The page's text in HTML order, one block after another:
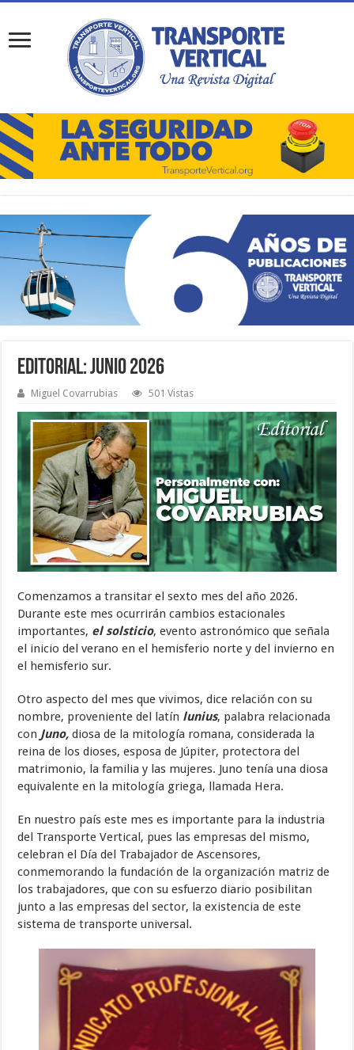
Editorial: Junio 2026
Miguel Covarrubias 501 Vistas
Comenzamos a transitar el sexto mes del año 2026.
Durante este mes ocurrirán cambios estacionales
importantes, el solsticio, evento astronómico que señala
el inicio del verano en el hemisferio norte y del invierno en
el hemisferio sur.
Otro aspecto del mes que vivimos, dice relación con su
nombre, proveniente del latín lunius, palabra relacionada
con Juno, diosa de la mitología romana, considerada la
reina de los dioses, esposa de Júpiter, protectora del
matrimonio, la familia y las mujeres. Juno tenía una diosa
equivalente en la mitología griega, llamada Hera.
En nuestro país este mes es importante para la industria
del Transporte Vertical, pues las empresas del mismo,
celebran el Día del Trabajador de Ascensores,
conmemorando la fundación de la organización matriz de
los trabajadores, que con su esfuerzo diario posibilitan
junto a las empresas del sector, la existencia de este
sistema de transporte universal.